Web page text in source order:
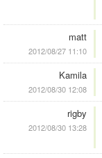
matt
2012/08/27 11:10
Kamila
2012/08/30 12:08
rigby
2012/08/30 13:28